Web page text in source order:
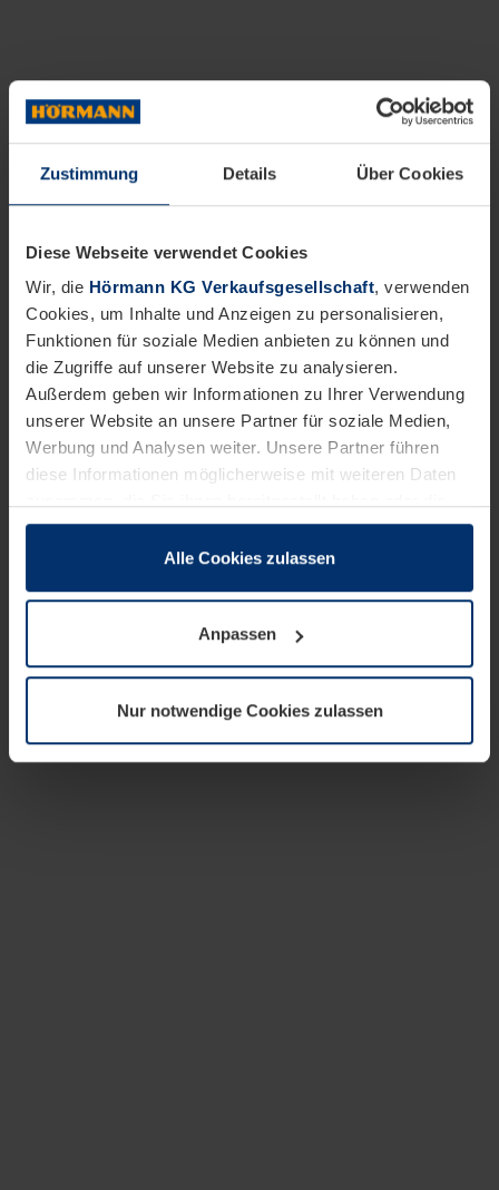
Zustimmung Details Über Cookies
Diese Webseite verwendet Cookies
Wir, die Hörmann KG Verkaufsgesellschaft, verwenden
Cookies, um Inhalte und Anzeigen zu personalisieren,
Funktionen für soziale Medien anbieten zu können und
die Zugriffe auf unserer Website zu analysieren.
Außerdem geben wir Informationen zu Ihrer Verwendung
unserer Website an unsere Partner für soziale Medien,
Werbung und Analysen weiter. Unsere Partner führen
diese Informationen möglicherweise mit weiteren Daten
sie im Rahmen Ihrer Nutzung der Dienste gesammelt
wenn diese für den Betrieb dieser Seite unbedingt
notwendig sind. Für alle anderen Cookie-Typen benötigen
wir Ihre Erlaubnis. Ihre Einwilligung können Sie jederzeit
Datenschutzerklärungunserer Website ändern oder
widerrufen.
Alle Cookies zulassen
Anpassen
Nur notwendige Cookies zulassen